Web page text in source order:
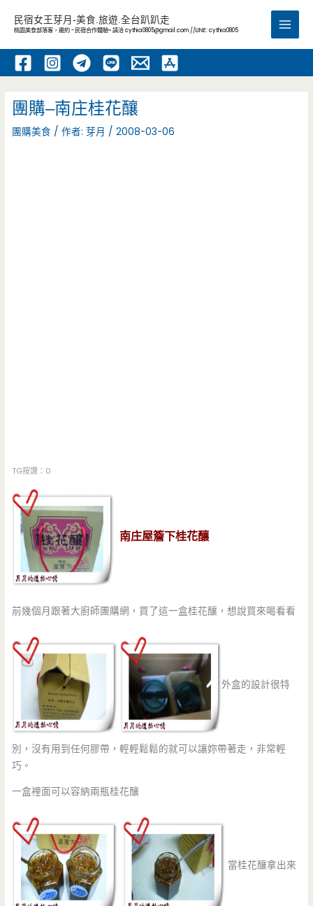
內
民宿女王芽月-美食.旅遊.全台趴趴走
桃園美食部落客，邀約 -民宿合作體驗~ 請洽cythia0805@gmail.com //LINE: cythia0805
Main
團購–南庄桂花釀
團購美食 / 作者:芽月 /2008-03-06
TG按讚：0
南庄屋簷下桂花釀
前幾個月跟著大廚師團購網，買了這一盒桂花釀，想說買來喝看看
外盒的設計很特
別，沒有用到任何膠帶，輕輕鬆鬆的就可以讓妳帶著走，非常輕
巧。
一盒裡面可以容納兩瓶桂花釀
當桂花釀拿出來